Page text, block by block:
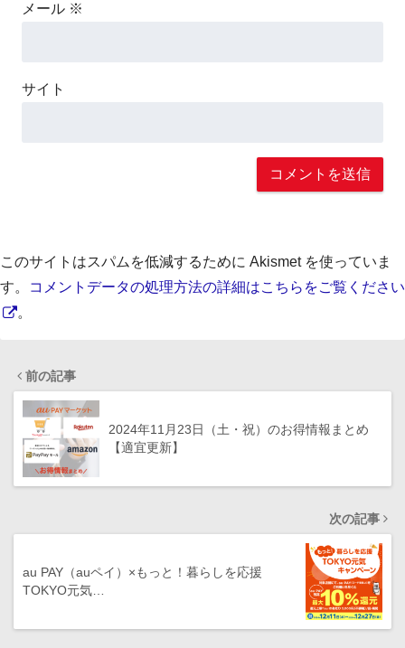
メール ※
サイト
このサイトはスパムを低減するために Akismet を使っていま
す。
コメントデータの処理方法の詳細はこちらをご覧ください
。
前の記事
2024年11月23日（土・祝）のお得情報まとめ
【適宜更新】
次の記事
au PAY（auペイ）×もっと！暮らしを応援
TOKYO元気…